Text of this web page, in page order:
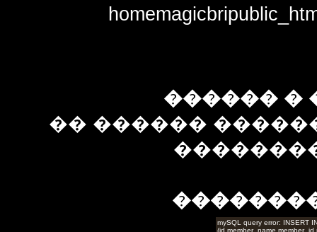
������ �
�� ������